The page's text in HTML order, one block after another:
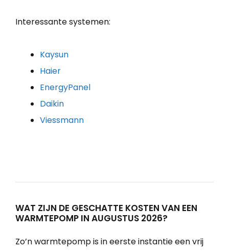
Interessante systemen:
Kaysun
Haier
EnergyPanel
Daikin
Viessmann
WAT ZIJN DE GESCHATTE KOSTEN VAN EEN
WARMTEPOMP IN AUGUSTUS 2026?
Zo’n warmtepomp is in eerste instantie een vrij